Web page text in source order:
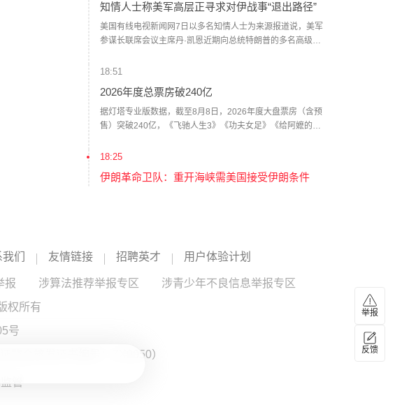
题上，伊朗和阿曼两国的军事部门已根据现有海图展开磋
商。待相关谈判完成并形成最终结论后，新的通航路线将得
到确定。（CCTV国际时讯）
知情人士称美军高层正寻求对伊战事“退出路径”
美国有线电视新闻网7日以多名知情人士为来源报道说，美军
参谋长联席会议主席丹·凯恩近期向总统特朗普的多名高级顾
知情人士的话说，过去几周内，凯恩同中央情报局局长拉特
突的担忧，提出寻求退出对伊战事的可能性。报道说，相较
于派遣地面部队，特朗普更倾向于通过空袭伊朗来达成作战
目标，但凯恩等人认为“不太可能实现”。（新华社）
18:51
2026年度总票房破240亿
据灯塔专业版数据，截至8月8日，2026年度大盘票房（含预
售）突破240亿，《飞驰人生3》《功夫女足》《给阿嬷的情
（财联社）
18:25
伊朗革命卫队：重开海峡需美国接受伊朗条件
江波龙完成37亿元定增事项 发行价格为560元/股
较最新收盘价溢价45%
为6个月。注：截至周五收盘，江波龙报386.6元/股，此次定
们 友情链接 招聘英才 用户体验计划
报 涉算法推荐举报专区
涉青少年不良信息举报专区
权所有
号
监会核发证书编号：ZX0050）
管
举报
反馈